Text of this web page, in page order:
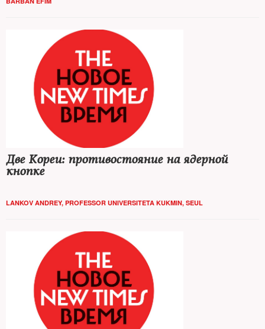
Две Кореи: противостояние на ядерной
кнопке
LANKOV ANDREY, PROFESSOR UNIVERSITETA KUKMIN, SEUL